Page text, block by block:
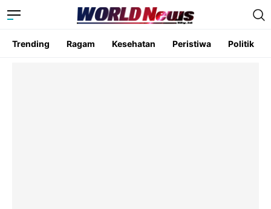
Trending Ragam Kesehatan Peristiwa Politik